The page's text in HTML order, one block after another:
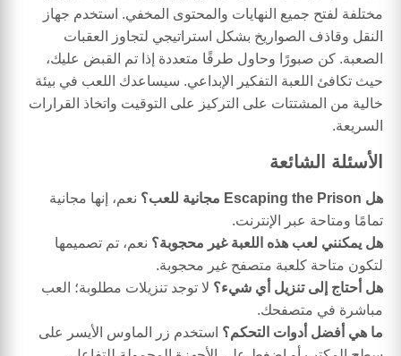
مختلفة لفتح جميع النهايات والمحتوى المخفي. استخدم جهاز
النقل وقاذف الصواريخ بشكل استراتيجي لتجاوز العقبات
الصعبة. كن صبورًا وحاول طرقًا متعددة إذا تم القبض عليك،
حيث تكافئ اللعبة التفكير الإبداعي. سيساعدك اللعب في بيئة
خالية من المشتتات على التركيز على التوقيت واتخاذ القرارات
السريعة.
الأسئلة الشائعة
هل Escaping the Prison مجانية للعب؟
نعم، إنها مجانية
تمامًا ومتاحة عبر الإنترنت.
هل يمكنني لعب هذه اللعبة غير محجوبة؟ نعم، تم تصميمها
لتكون متاحة كلعبة متصفح غير محجوبة.
هل أحتاج إلى تنزيل أي شيء؟ لا توجد تنزيلات مطلوبة؛ العب
مباشرة في متصفحك.
ما هي أفضل أدوات التحكم؟ استخدم زر الماوس الأيسر على